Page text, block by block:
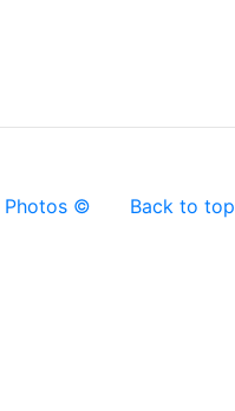
Back to top
Photos ©